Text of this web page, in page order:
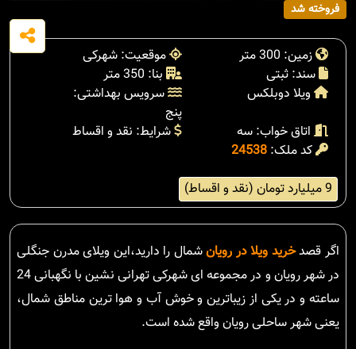
فروخته شد
زمین: 300 متر
موقعیت: شهرکی
سند: ثبتی
بنا: 350 متر
ویلا دوبلکس
سرویس بهداشتی:
پنج
اتاق خواب: سه
شرایط: نقد و اقساط
کد ملک: 24538
9 میلیارد تومان (نقد و اقساط)
اگر قصدخرید ویلا در رویانشمال را دارید،این ویلای مدرن جنگلی
در شهر رویان و در مجموعه ای شهرکی تهرانی نشین با نگهبانی 24
ساعته و در یکی از زیباترین و خوش آب و هوا ترین مناطق شمال،
یعنی شهر ساحلی رویان واقع شده است.